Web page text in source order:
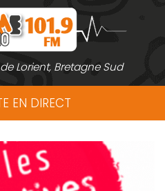
Lorient, Bretagne Sud
EN DIRECT